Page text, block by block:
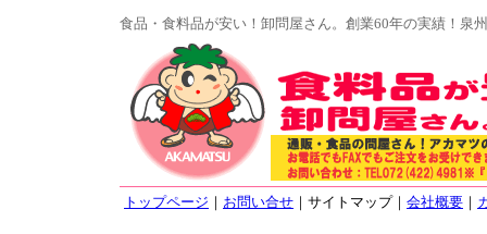
食品・食料品が安い！卸問屋さん。創業60年の実績！
トップページ ｜ お問い合せ ｜サイトマップ｜ 会社概要 ｜